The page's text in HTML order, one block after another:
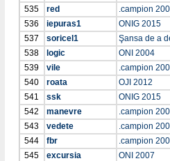
535
red
.campion
536
iepuras1
ONIG 2015
537
soricel1
Şansa de a
538
logic
ONI 2004
539
vile
.campion
540
roata
OJI 2012
541
ssk
ONIG 2015
542
manevre
.campion
543
vedete
.campion
544
fbr
.campion
545
excursia
ONI 2007